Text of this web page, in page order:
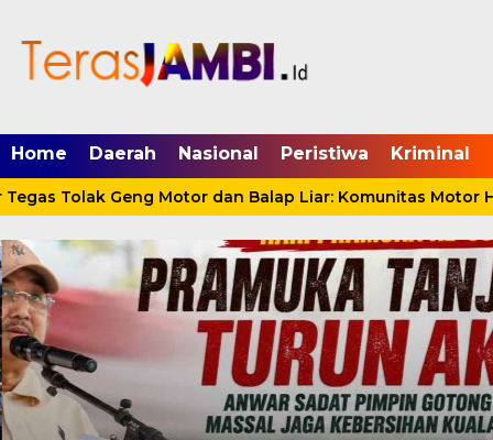
Home Daerah Nasional Peristiwa Kriminal
Tolak Geng Motor dan Balap Liar: Komunitas Motor